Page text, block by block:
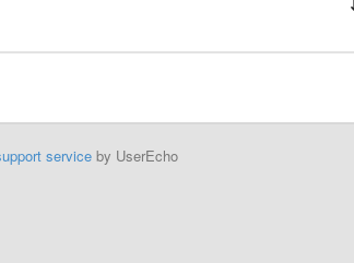
serviceby UserEcho